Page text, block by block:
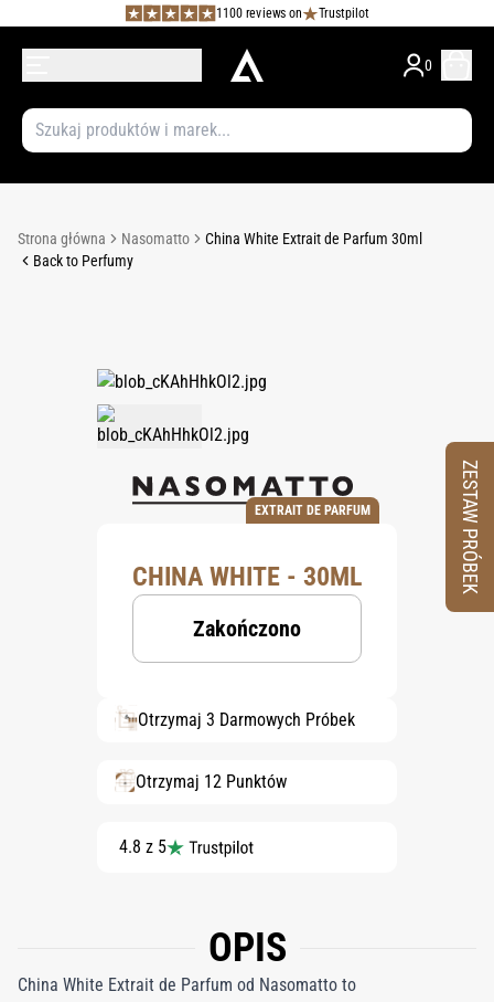
1100 reviews on Trustpilot
0
Strona główna Nasomatto
China White Extrait de Parfum 30ml
Back to Perfumy
EXTRAIT DE PARFUM
CHINA WHITE - 30ML
Zakończono
Otrzymaj 3 Darmowych Próbek
Otrzymaj 12 Punktów
4.8 z 5
OPIS
China White Extrait de Parfum od Nasomatto to
ZESTAW PRÓBEK